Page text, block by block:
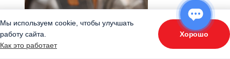
Артикул: brus Брусок
для копчения 80х80х600 мм. ОЛЬХА
Брусок для
Мы используем cookie, чтобы улучшать
работу сайта.
Как это работает
Хорошо
«Подберите оборудование»